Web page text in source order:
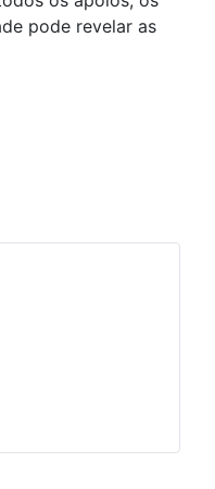
pode revelar as